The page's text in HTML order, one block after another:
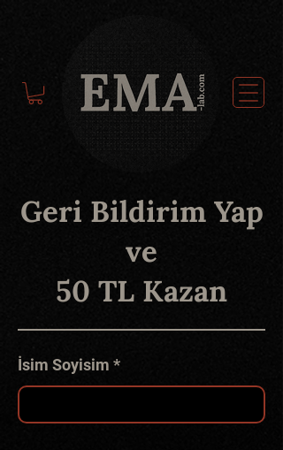
Geri Bildirim Yap
ve
50 TL Kazan
İsim Soyisim